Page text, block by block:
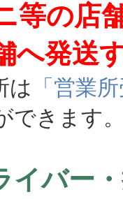
等の店
へ発送
「営業
できます
イバー